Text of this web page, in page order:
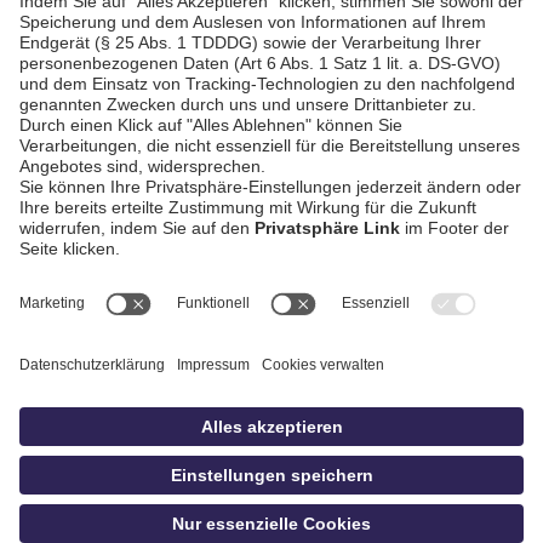
Rücken zur Wand
AGB / Gewinnspiele
Datenschutz
Impressum
idowa
Privatsphäre